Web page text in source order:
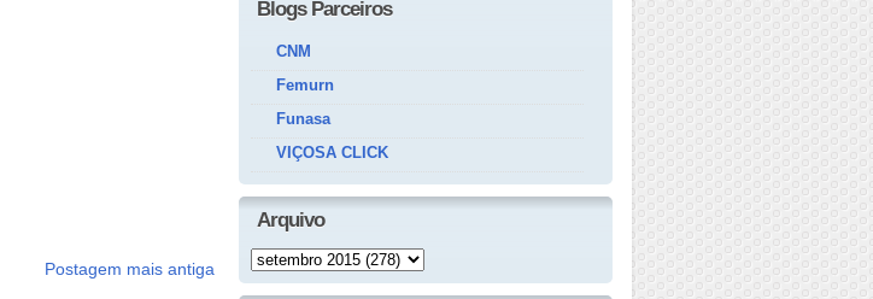
Postagem mais antiga
Blogs Parceiros
CNM
Femurn
Funasa
VIÇOSA CLICK
Arquivo